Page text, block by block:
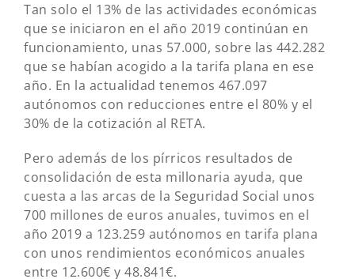
Tan solo el 13% de las actividades económicas
que se iniciaron en el año 2019 continúan en
funcionamiento, unas 57.000, sobre las 442.282
que se habían acogido a la tarifa plana en ese
año. En la actualidad tenemos 467.097
autónomos con reducciones entre el 80% y el
30% de la cotización al RETA.
Pero además de los pírricos resultados de
consolidación de esta millonaria ayuda, que
cuesta a las arcas de la Seguridad Social unos
700 millones de euros anuales, tuvimos en el
año 2019 a 123.259 autónomos en tarifa plana
con unos rendimientos económicos anuales
entre 12.600€ y 48.841€.